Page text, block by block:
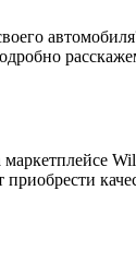
маркетплейсе